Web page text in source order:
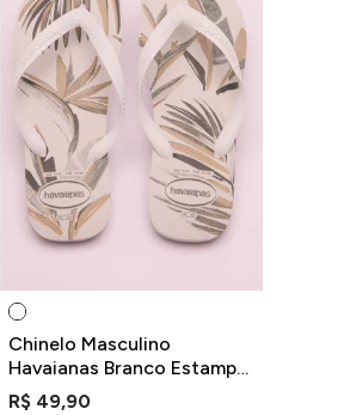
Chinelo Masculino
Havaianas Branco Estampa
Floral
R$ 49,90